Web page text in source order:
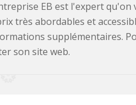
EB est l'expert qu'on
très abordables et
supplémentaires.
son site web.